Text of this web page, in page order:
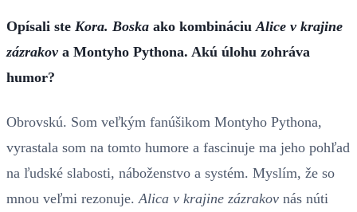
Opísali ste Kora. Boska ako kombináciu Alice v krajine
zázrakov a Montyho Pythona. Akú úlohu zohráva
humor?
Obrovskú. Som veľkým fanúšikom Montyho Pythona,
vyrastala som na tomto humore a fascinuje ma jeho pohľad
na ľudské slabosti, náboženstvo a systém. Myslím, že so
mnou veľmi rezonuje. Alica v krajine zázrakov nás núti